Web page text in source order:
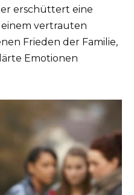
erschüttert eine
vertrauten
Frieden der Familie,
Emotionen